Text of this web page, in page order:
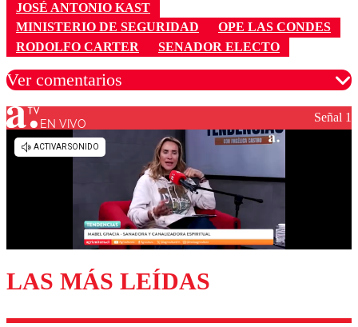
JOSÉ ANTONIO KAST
MINISTERIO DE SEGURIDAD
OPE LAS CONDES
RODOLFO CARTER
SENADOR ELECTO
Ver comentarios
Los comentarios son moderados para garantizar un
diálogo respetuoso.
Enviar comentario
EN VIVO Señal 1
LAS MÁS LEÍDAS